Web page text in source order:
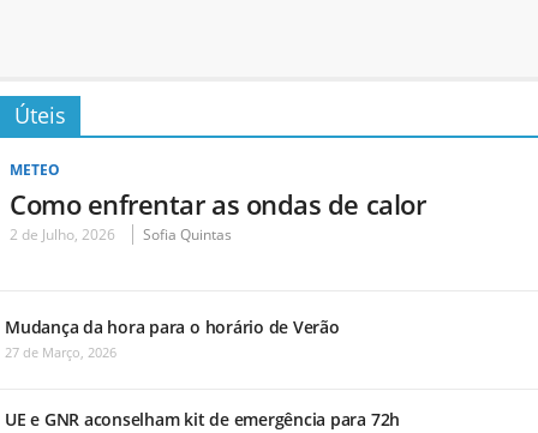
Úteis
METEO
Como enfrentar as ondas de calor
2 de Julho, 2026 Sofia Quintas
Mudança da hora para o horário de Verão
27 de Março, 2026
UE e GNR aconselham kit de emergência para 72h